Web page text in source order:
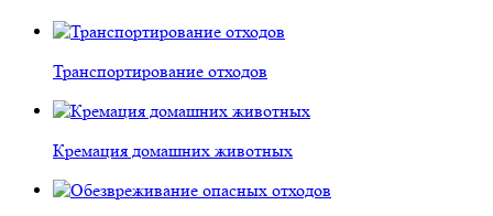
Транспортирование отходов
Кремация домашних животных